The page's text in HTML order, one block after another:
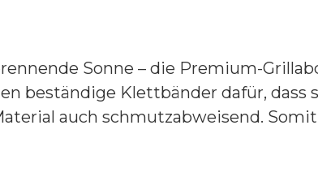
Sonne – die Premium-
beständige Klettbänder dafür,
auch schmutzabweisend.